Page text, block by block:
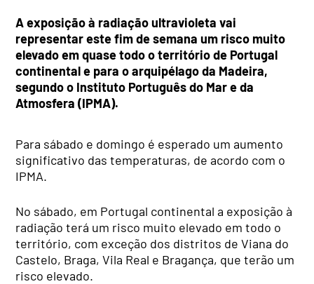
A exposição à radiação ultravioleta vai
representar este fim de semana um risco muito
elevado em quase todo o território de Portugal
continental e para o arquipélago da Madeira,
segundo o Instituto Português do Mar e da
Atmosfera (IPMA).
Para sábado e domingo é esperado um aumento
significativo das temperaturas, de acordo com o
IPMA.
No sábado, em Portugal continental a exposição à
radiação terá um risco muito elevado em todo o
território, com exceção dos distritos de Viana do
Castelo, Braga, Vila Real e Bragança, que terão um
risco elevado.